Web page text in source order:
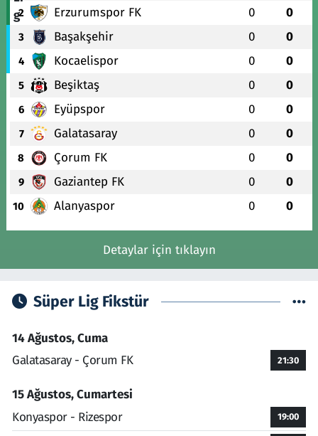
2 Erzurumspor FK 0 0
3 Başakşehir 0 0
4 Kocaelispor 0 0
5 Beşiktaş 0 0
6 Eyüpspor 0 0
7 Galatasaray 0 0
8 Çorum FK 0 0
9 Gaziantep FK 0 0
10 Alanyaspor 0 0
Detaylar için tıklayın
Süper Lig Fikstür
14 Ağustos, Cuma
Galatasaray - Çorum FK
21:30
15 Ağustos, Cumartesi
Konyaspor - Rizespor
19:00